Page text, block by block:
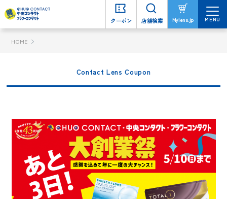
クーポン 店舗検索 Mylens.jp MENU
HOME
Contact Lens Coupon
クーポン 店舗検索 Mylens.jp MENU